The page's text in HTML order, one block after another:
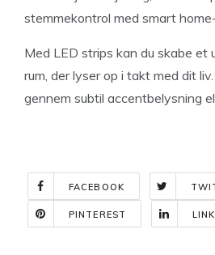
stemmekontrol med smart
Med LED strips kan du skabe et
rum, der lyser op i takt med dit
gennem subtil accentbelysning
FACEBOOK
PINTEREST